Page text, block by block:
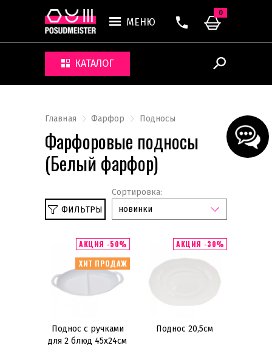
МЕНЮ
КАТАЛОГ
0
Главная Фарфор Подносы
Фарфоровые подносы
(Белый фарфор)
Сортировка:
новинки
ФИЛЬТРЫ
Сбросить Белый фарфор
Тарелки обеденные
Тарелки акцентные
Тарелки суповые
ХИТ ПРОДАЖ
АКЦИЯ -50%
Поднос с ручками
для 2 блюд 45х24см
АКЦИЯ -30%
Поднос 20,5см